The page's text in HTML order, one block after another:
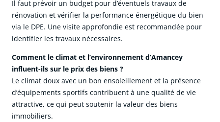
Il faut prévoir un budget pour d’éventuels travaux de
rénovation et vérifier la performance énergétique du bien
via le DPE. Une visite approfondie est recommandée pour
identifier les travaux nécessaires.
Comment le climat et l’environnement d’Amancey
influent-ils sur le prix des biens ?
Le climat doux avec un bon ensoleillement et la présence
d’équipements sportifs contribuent à une qualité de vie
attractive, ce qui peut soutenir la valeur des biens
immobiliers.